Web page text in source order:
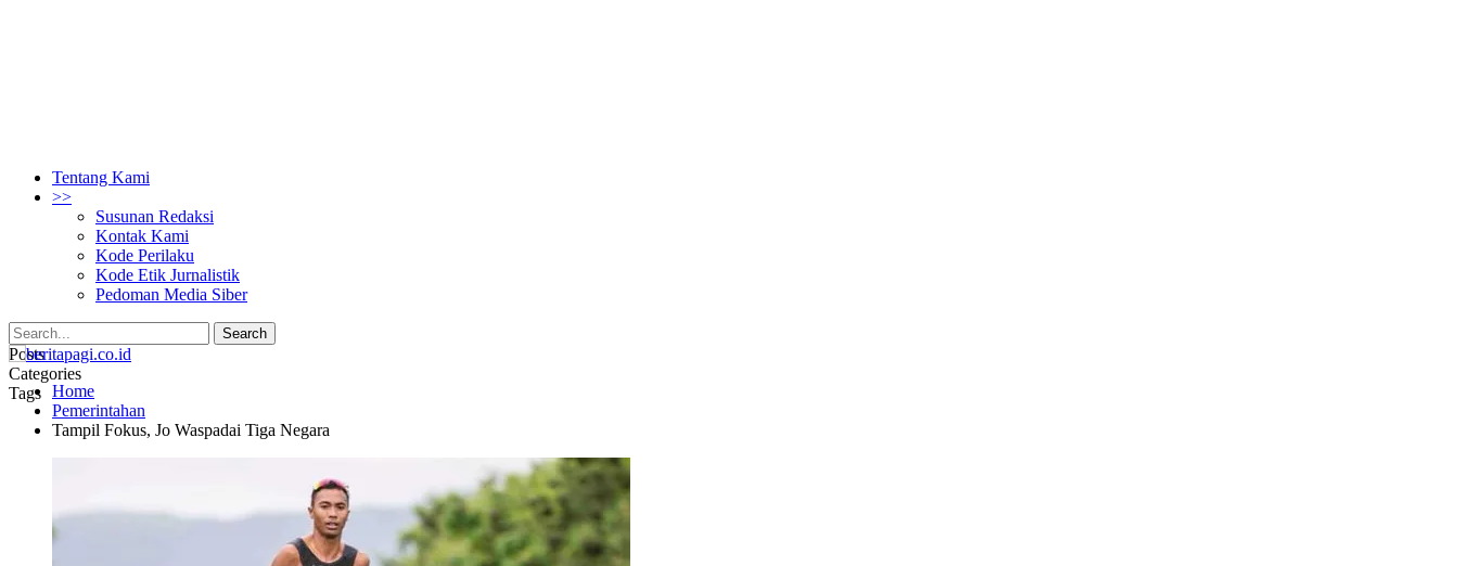
Tentang Kami
>>
Susunan Redaksi
Kontak Kami
Kode Perilaku
Kode Etik Jurnalistik
Pedoman Media Siber
Posts
Categories
Tags Home
Pemerintahan
Tampil Fokus, Jo Waspadai Tiga Negara